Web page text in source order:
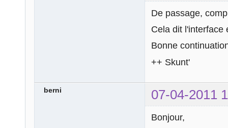
De passage,
Cela dit l'interface
Bonne
++ Skunt'
berni 07-04-2011
Bonjour,